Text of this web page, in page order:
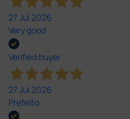
27 Jul 2026
Very good
Verified buyer
27 Jul 2026
Prefeito